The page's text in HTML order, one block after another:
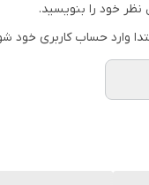
به خوبی به کار خود ادامه دهد.
خود را بنویسید.
وارد حساب کاربری خود